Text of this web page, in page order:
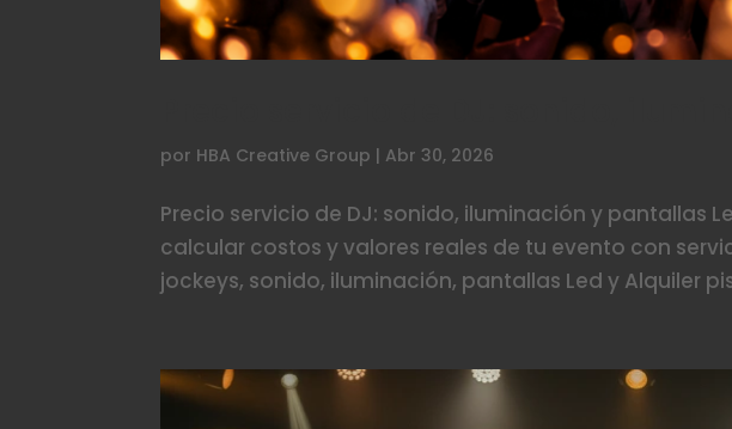
por HBA Creative Group | Abr 30, 2026
Precio servicio de DJ: sonido, iluminación y pantallas
calcular costos y valores reales de tu evento con
jockeys, sonido, iluminación, pantallas Led y Alquiler